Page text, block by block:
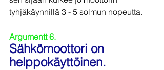
tyhjäkäynnillä 3 - 5 solmun nopeutta.
Argumentt 6.
Sähkömoottori on
helppokäyttöinen.